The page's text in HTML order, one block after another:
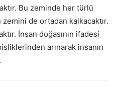
Bu zeminde her türlü
zemini de ortadan kalkacaktır.
İnsan doğasının ifadesi
arınarak insanın